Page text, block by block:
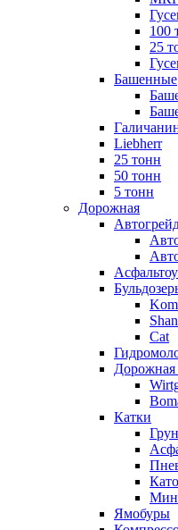
100
25
Башенные
Liebherr
25 тонн
50 тонн
5 тонн
Дорожная
Cat
Дорожная
Катки
Ямобуры